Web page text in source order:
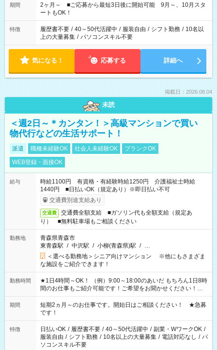
など、あなたのご希望に沿ったお仕事をご紹介します！ ※Wワ
ーク希望の方へ 今ご覧のお仕事で希望する勤務時間と、もう1つ
のお仕事の勤務時間。 合計で週40時間を超える場合は応募でき
ません
期間
2ヶ月～ ■ご応募から最短3日後に開始可能 9月～、10月スタ
ートもOK！
特徴 履歴書不要 / 40～50代活躍中 / 服装自由 / シフト勤務 / 10名以
上の大量募集 / パソコンスキル不要
気になる！ 応募する 詳細へ
掲載日：2026.08.04
未読
＜週2日～＊カンタン！＞高級マンションで買い
物代行などの生活サポート！
派遣 職種未経験OK 社会人未経験OK
ブランクOK
WEB登録・面接OK
給与
時給1100円 有資格・有経験時給1250円 介護福祉士時給
1440円 ■日払いOK（規定あり）※即日払い不可
交通費別途支給あり
交通費
交通費全額支給 ■ガソリン代も全額支給（規定あ
り） ■無料駐車場もご相談ください
勤務地
青森県青森市
東青森駅 / 中沢駅 / 小柳(青森県)駅 / …
＜選べる勤務地＞シニア向けマンション ※他にもさまざま
な施設をご紹介できます！
勤務時間
★1日4時間～OK！ （例）9:00～18:00のあいだ もちろん1日8時
間のお仕事もご紹介可能です！ご希望をお聞かせください！★
家庭の都合でお休みが必要な場合も遠慮なくご相談ください。
※週最低15時間以上の勤務が必要です
期間
短期2ヵ月～のお仕事です。開始日はご相談ください！ ★急募
です！
特徴 日払いOK / 履歴書不要 / 40～50代活躍中 / 副業・WワークOK /
服装自由 / シフト勤務 / 10名以上の大量募集 / 電話対応なし / パ
ソコンスキル不要